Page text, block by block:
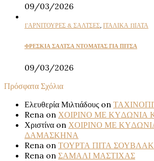
09/03/2026
ΓΑΡΝΙΤΟΥΡΕΣ & ΣΑΛΤΣΕΣ, ΙΤΑΛΙΚΑ ΠΙΑΤΑ
ΦΡΕΣΚΙΑ ΣΑΛΤΣΑ ΝΤΟΜΑΤΑΣ ΓΙΑ ΠΙΤΣΑ
09/03/2026
Πρόσφατα Σχόλια
Ελευθερία Μιλτιάδους on
Rena on ΧΟΙΡΙΝΟ ΜΕ ΚΥΔΩΝΙΑ
Χριστίνα on ΧΟΙΡΙΝΟ ΜΕ
ΔΑΜΑΣΚΗΝΑ
Rena on ΤΟΥΡΤΑ ΠΙΤΑ
Rena on ΣΑΜΑΛΙ ΜΑΣΤΙΧΑΣ